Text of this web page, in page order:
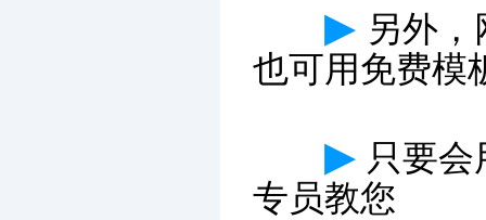
▶ 另外
也可用免费模
▶ 只要
专员教您